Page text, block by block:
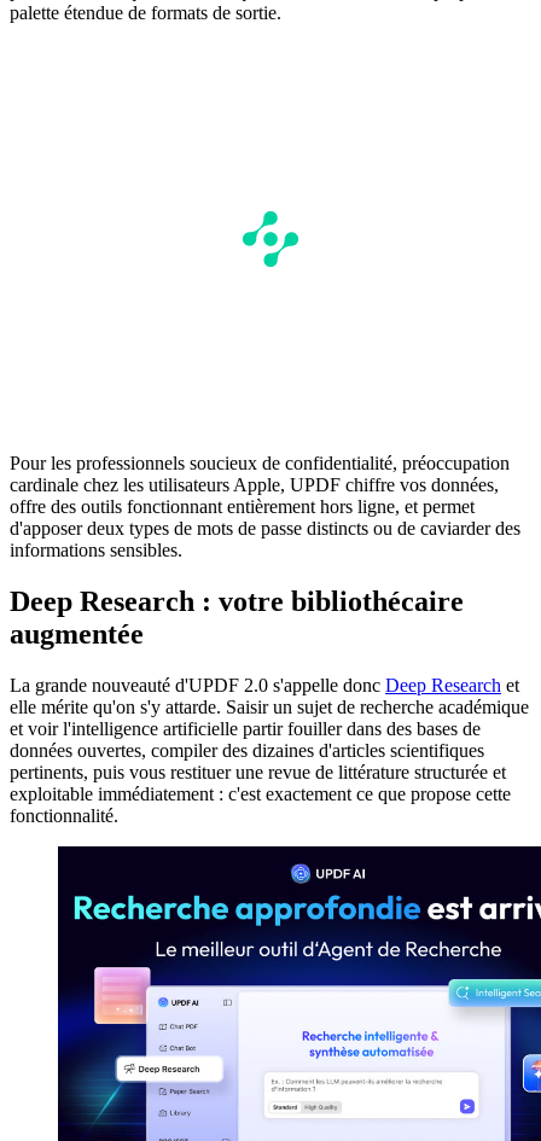
palette étendue de formats de sortie.
Pour les professionnels soucieux de confidentialité, préoccupation
cardinale chez les utilisateurs Apple, UPDF chiffre vos données,
offre des outils fonctionnant entièrement hors ligne, et permet
d'apposer deux types de mots de passe distincts ou de caviarder des
informations sensibles.
Deep Research : votre bibliothécaire
augmentée
La grande nouveauté d'UPDF 2.0 s'appelle donc Deep Research et
elle mérite qu'on s'y attarde. Saisir un sujet de recherche académique
et voir l'intelligence artificielle partir fouiller dans des bases de
données ouvertes, compiler des dizaines d'articles scientifiques
pertinents, puis vous restituer une revue de littérature structurée et
exploitable immédiatement : c'est exactement ce que propose cette
fonctionnalité.